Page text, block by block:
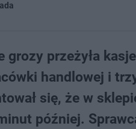
grozy przeżyła
handlowej i
się, że w
później.